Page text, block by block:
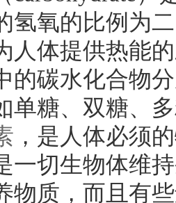
氢氧的比例为
人体提供热能
的碳水化合物
单糖、双糖、
，是人体必须
一切生物体维持
物质，而且有